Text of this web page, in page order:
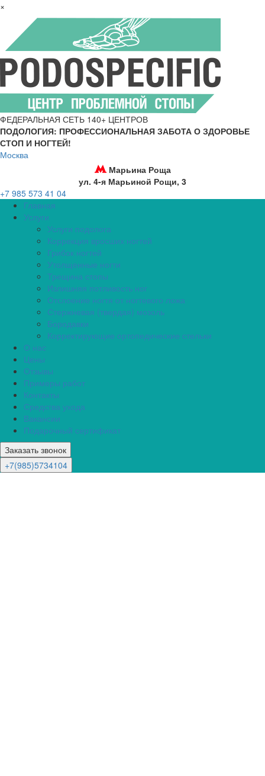
×
ФЕДЕРАЛЬНАЯ СЕТЬ 140+ ЦЕНТРОВ
ПОДОЛОГИЯ: ПРОФЕССИОНАЛЬНАЯ ЗАБОТА О ЗДОРОВЬЕ
СТОП И НОГТЕЙ!
Москва
Марьина Роща
ул. 4-я Марьиной Рощи, 3
+7 985 573 41 04
Главная
Услуги
Услуги подолога
Коррекция вросших ногтей
Грибок ногтей
Утолщенные ногти
Трещина стопы
Излишняя потливость ног
Отслоение ногтя от ногтевого ложа
Стержневая (твердая) мозоль
Бородавки
Корректирующие ортопедические стельки
О нас
Цены
Отзывы
Примеры работ
Контакты
Средства ухода
Вакансии
Подарочный сертификат
Заказать звонок
+7(985)5734104